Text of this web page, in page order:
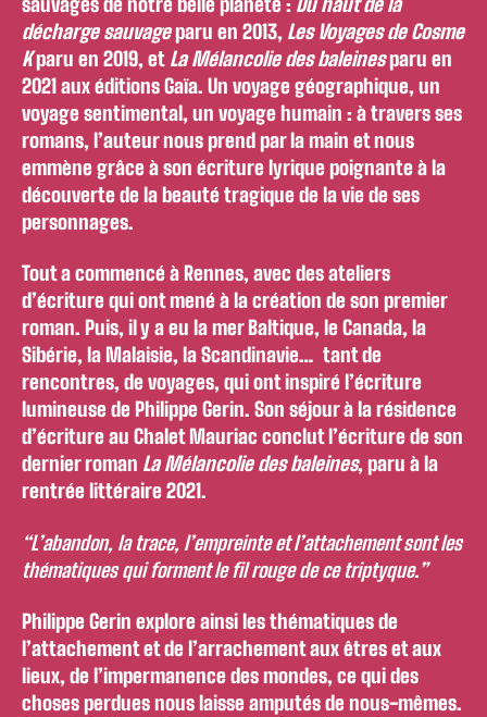
décharge sauvageparu en 2013, Les Voyages de Cosme
Kparu en 2019, et La Mélancolie des baleinesparu en
2021 aux éditions Gaïa. Un voyage géographique, un
voyage sentimental, un voyage humain : à travers ses
romans, l’auteur nous prend par la main et nous
emmène grâce à son écriture lyrique poignante à la
découverte de la beauté tragique de la vie de ses
personnages.
Tout a commencé à Rennes, avec des ateliers
d’écriture qui ont mené à la création de son premier
roman. Puis, il y a eu la mer Baltique, le Canada, la
Sibérie, la Malaisie, la Scandinavie… tant de
rencontres, de voyages, qui ont inspiré l’écriture
lumineuse de Philippe Gerin. Son séjour à la résidence
d’écriture au Chalet Mauriac conclut l’écriture de son
dernier roman La Mélancolie des baleines, paru à la
rentrée littéraire 2021.
“L’abandon, la trace, l’empreinte et l’attachement sont les
thématiques qui forment le fil rouge de ce triptyque.”
Philippe Gerin explore ainsi les thématiques de
l’attachement et de l’arrachement aux êtres et aux
lieux, de l’impermanence des mondes, ce qui des
choses perdues nous laisse amputés de nous-mêmes.